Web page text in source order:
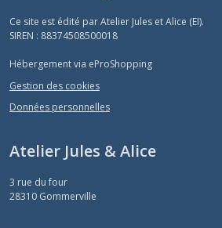
Ce site est édité par Atelier Jules et Alice (EI).
SIREN : 88374508500018
Hébergement via eProShopping
Gestion des cookies
Données personnelles
Atelier Jules & Alice
3 rue du four
28310 Gommerville